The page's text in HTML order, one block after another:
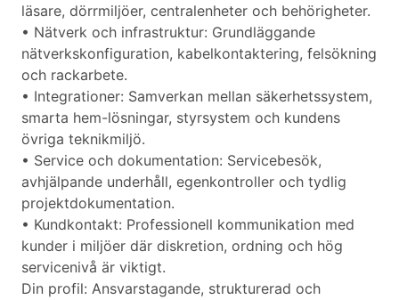
läsare, dörrmiljöer, centralenheter och behörigheter.
• Nätverk och infrastruktur: Grundläggande
nätverkskonfiguration, kabelkontaktering, felsökning
och rackarbete.
• Integrationer: Samverkan mellan säkerhetssystem,
smarta hem-lösningar, styrsystem och kundens
övriga teknikmiljö.
• Service och dokumentation: Servicebesök,
avhjälpande underhåll, egenkontroller och tydlig
projektdokumentation.
• Kundkontakt: Professionell kommunikation med
kunder i miljöer där diskretion, ordning och hög
servicenivå är viktigt.
Din profil: Ansvarstagande, strukturerad och